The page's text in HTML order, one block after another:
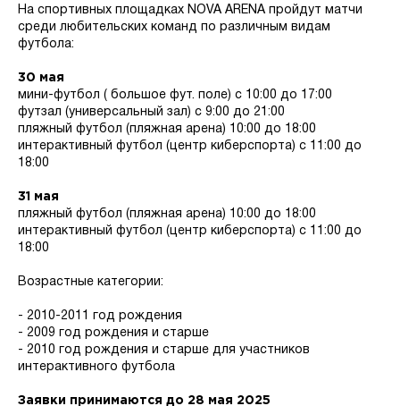
На спортивных площадках NOVA ARENA пройдут матчи
среди любительских команд по различным видам
футбола:
30 мая
мини-футбол ( большое фут. поле) с 10:00 до 17:00
футзал (универсальный зал) с 9:00 до 21:00
пляжный футбол (пляжная арена) 10:00 до 18:00
интерактивный футбол (центр киберспорта) с 11:00 до
18:00
31 мая
пляжный футбол (пляжная арена) 10:00 до 18:00
интерактивный футбол (центр киберспорта) с 11:00 до
18:00
Возрастные категории:
- 2010-2011 год рождения
- 2009 год рождения и старше
- 2010 год рождения и старше для участников
интерактивного футбола
Заявки принимаются до 28 мая 2025